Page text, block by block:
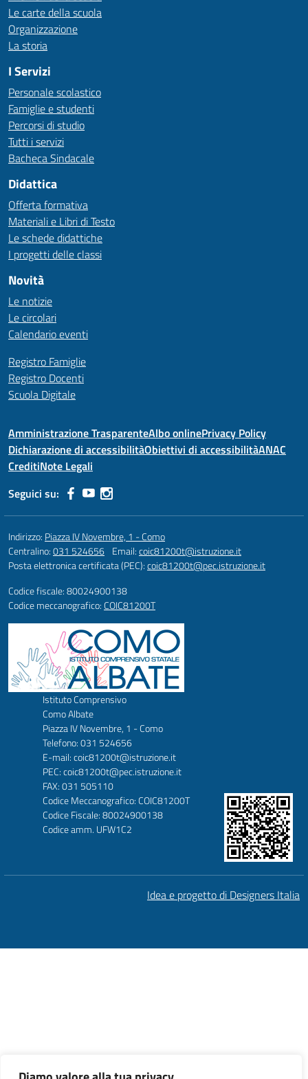
Le carte della scuola
Organizzazione
La storia
I Servizi
Personale scolastico
Famiglie e studenti
Percorsi di studio
Tutti i servizi
Bacheca Sindacale
Didattica
Offerta formativa
Materiali e Libri di Testo
Le schede didattiche
I progetti delle classi
Novità
Le notizie
Le circolari
Calendario eventi
Registro Famiglie
Registro Docenti
Scuola Digitale
Amministrazione TrasparenteAlbo onlinePrivacy Policy
Dichiarazione di accessibilitàObiettivi di accessibilitàANAC
CreditiNote Legali
Seguici su:
Indirizzo: Piazza IV Novembre, 1 - Como
Centralino:031 524656 Email:coic81200t@istruzione.it
Posta elettronica certificata (PEC):coic81200t@pec.istruzione.it
Codice fiscale: 80024900138
Codice meccanografico:COIC81200T
Istituto Comprensivo
Como Albate
Piazza IV Novembre, 1 - Como
Telefono: 031 524656
E-mail: coic81200t@istruzione.it
PEC: coic81200t@pec.istruzione.it
FAX: 031 505110
Codice Meccanografico: COIC81200T
Codice Fiscale: 80024900138
Codice amm. UFW1C2
Idea e progetto di Designers Italia